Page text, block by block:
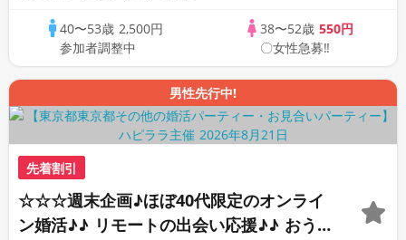
PARTY!!40〜53歳 2,500円
参加者調整中
38〜52歳 550円
〇女性急募‼
男性先行中!
先着割引
☆☆☆週末企画♪ほぼ40代限定のオンライ
ン婚活♪♪ リモートの出会い応援♪♪ おう